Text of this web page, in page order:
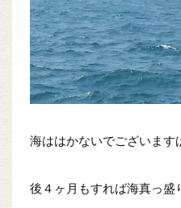
海ははかないでございます
後４ヶ月もすれば海真っ盛